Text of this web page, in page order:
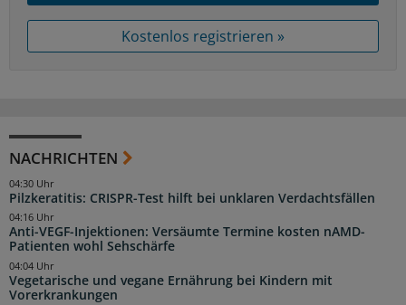
Kostenlos registrieren »
NACHRICHTEN
Pilzkeratitis: CRISPR-Test hilft bei unklaren Verdachtsfällen
04:30 Uhr
Anti-VEGF-Injektionen: Versäumte Termine kosten nAMD-
Patienten wohl Sehschärfe
04:16 Uhr
Vegetarische und vegane Ernährung bei Kindern mit
Vorerkrankungen
04:04 Uhr